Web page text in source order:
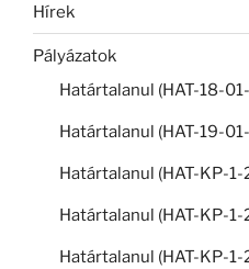
Hírek
Pályázatok
Határtalanul (HAT-18-
Határtalanul (HAT-19-
Határtalanul (HAT-KP-
Határtalanul (HAT-KP-
Határtalanul (HAT-KP-